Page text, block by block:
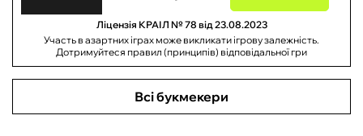
Ліцензія КРАІЛ № 78 від 23.08.2023
Участь в азартних іграх може викликати ігрову залежність.
Дотримуйтеся правил (принципів) відповідальної гри
Всі букмекери